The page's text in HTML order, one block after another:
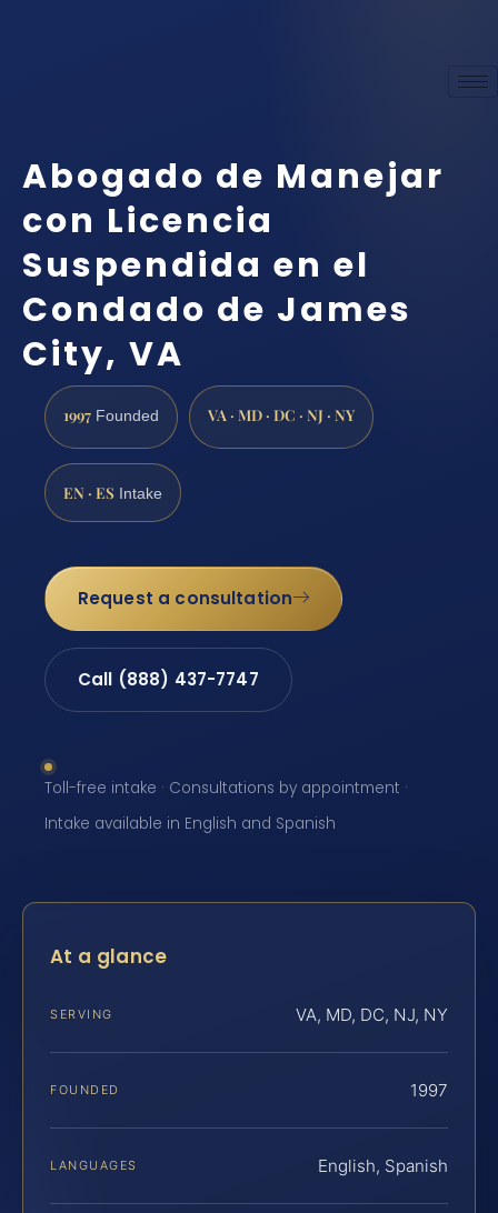
Abogado de Manejar
con Licencia
Suspendida en el
Condado de James
City, VA
1997 Founded VA · MD · DC · NJ · NY
EN · ES Intake
Request a consultation
Call (888) 437-7747
Toll-free intake · Consultations by appointment ·
Intake available in English and Spanish
At a glance
SERVING VA, MD, DC, NJ, NY
FOUNDED 1997
LANGUAGES English, Spanish